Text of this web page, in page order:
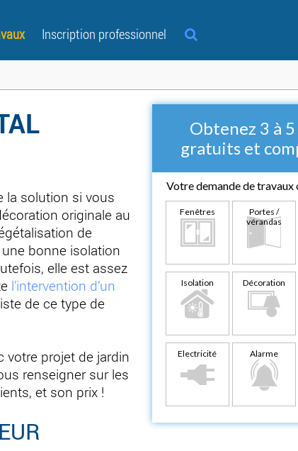
Inscription professionnel
la solution si vous
originale au
de
bonne isolation
elle est assez
l’intervention d’un
de ce type de
votre projet de jardin
renseigner sur les
et son prix !
Obtenez 3 à
gratuits et
Votre demande de travaux
Fenêtres
Portes /
vérandas
Isolation Décoration
Electricité Alarme